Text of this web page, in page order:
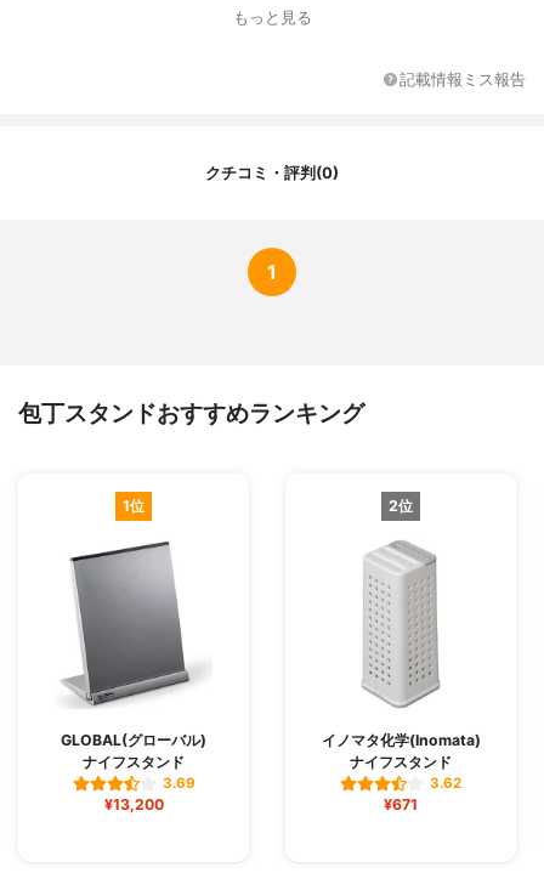
もっと見る
記載情報ミス報告
クチコミ・評判(0)
1
包丁スタンドおすすめランキング
1位
GLOBAL(グローバル)
ナイフスタンド
3.69
¥13,200
2位
イノマタ化学(Inomata)
ナイフスタンド
3.62
¥671